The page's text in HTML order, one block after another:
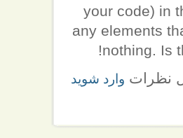
your code) in
any elements
nothing. Is
نظرات وارد شوید